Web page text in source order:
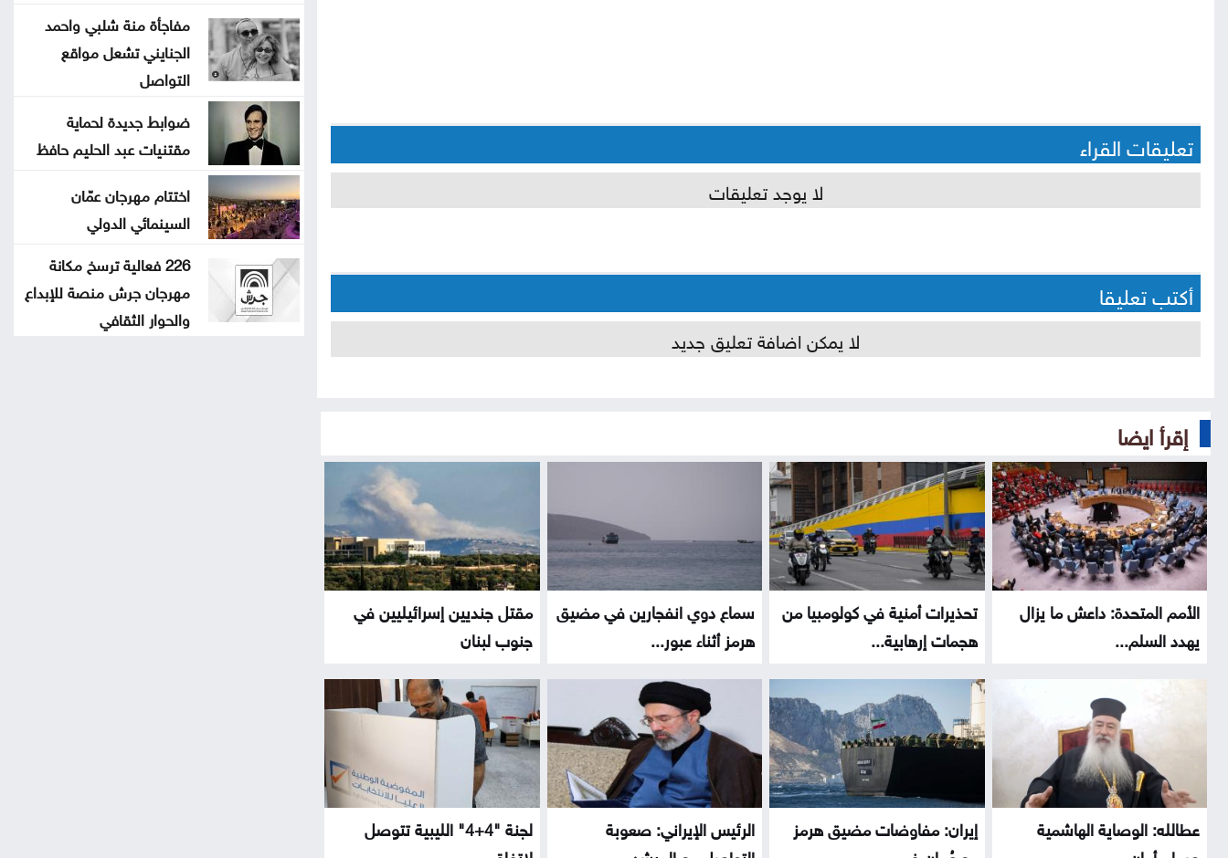
تعليقات القراء
لا يوجد تعليقات
أكتب تعليقا
لا يمكن اضافة تعليق جديد
إقرأ ايضا
الأمم المتحدة: داعش ما يزال
يهدد السلم...
تحذيرات أمنية في كولومبيا من
هجمات إرهابية...
سماع دوي انفجارين في مضيق
هرمز أثناء عبور...
مقتل جنديين إسرائيليين في
جنوب لبنان
عطالله: الوصاية الهاشمية
إيران: مفاوضات مضيق هرمز
الرئيس الإيراني: صعوبة
لجنة "4+4" الليبية تتوصل
مفاجأة منة شلبي واحمد
الجنايني تشعل مواقع
التواصل
ضوابط جديدة لحماية
مقتنيات عبد الحليم حافظ
اختتام مهرجان عمّان
السينمائي الدولي
226 فعالية ترسخ مكانة
مهرجان جرش منصة للإبداع
والحوار الثقافي